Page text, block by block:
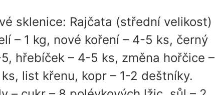
sklenice: Rajčata (střední velikost)
– 1 kg, nové koření – 4-5 ks, černý
hřebíček – 4-5 ks, změna hořčice –
list křenu, kopr – 1-2 deštníky.